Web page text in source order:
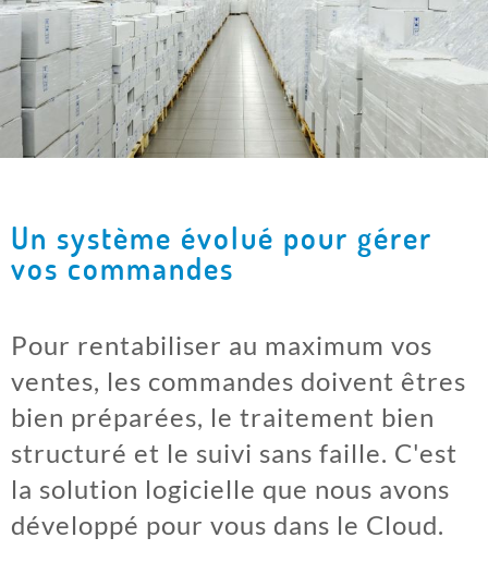
Un système évolué pour gérer
vos commandes
Pour rentabiliser au maximum vos
ventes, les commandes doivent êtres
bien préparées, le traitement bien
structuré et le suivi sans faille. C'est
la solution logicielle que nous avons
développé pour vous dans le Cloud.